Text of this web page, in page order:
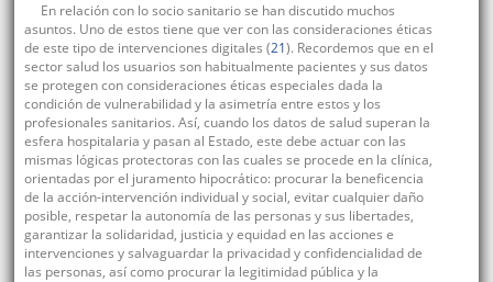
En relación con lo socio sanitario se han discutido muchos
asuntos. Uno de estos tiene que ver con las consideraciones éticas
de este tipo de intervenciones digitales (21). Recordemos que en el
sector salud los usuarios son habitualmente pacientes y sus datos
se protegen con consideraciones éticas especiales dada la
condición de vulnerabilidad y la asimetría entre estos y los
profesionales sanitarios. Así, cuando los datos de salud superan la
esfera hospitalaria y pasan al Estado, este debe actuar con las
mismas lógicas protectoras con las cuales se procede en la clínica,
orientadas por el juramento hipocrático: procurar la beneficencia
de la acción-intervención individual y social, evitar cualquier daño
posible, respetar la autonomía de las personas y sus libertades,
garantizar la solidaridad, justicia y equidad en las acciones e
intervenciones y salvaguardar la privacidad y confidencialidad de
las personas, así como procurar la legitimidad pública y la